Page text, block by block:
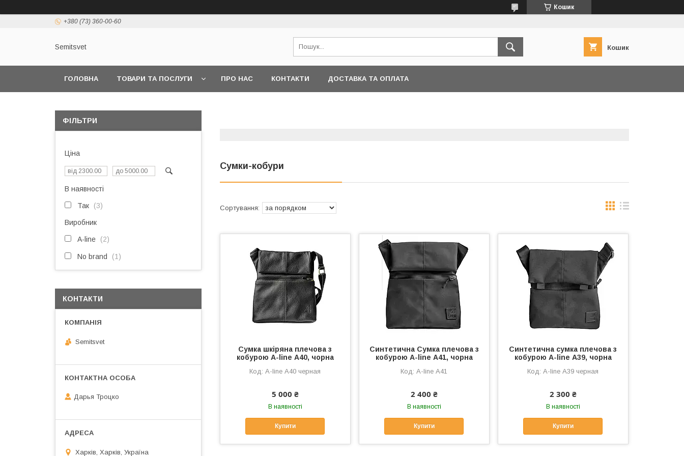
Кошик
+380 (73) 360-00-60
Semitsvet Кошик
ГОЛОВНА ТОВАРИ ТА ПОСЛУГИ ПРО НАС КОНТАКТИ ДОСТАВКА ТА ОПЛАТА
Сумки-кобури
Сумка шкіряна плечова з
кобурою A-line А40, чорна
A-line А40 черная
5 000 ₴
В наявності
Купити
Синтетична Сумка плечова з
кобурою A-line А41, чорна
A-line А41
2 400 ₴
В наявності
Купити
Синтетична сумка плечова з
кобурою A-line А39, чорна
A-line А39 черная
2 300 ₴
В наявності
Купити
ФІЛЬТРИ
Ціна
В наявності
Так 3
Виробник
A-line 2
No brand 1
КОНТАКТИ
Semitsvet
Дарья Троцко
Харків, Харків, Україна